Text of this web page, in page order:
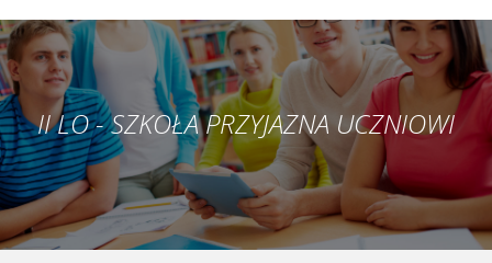
II LO - SZKOŁA PRZYJAZNA UCZNIOWI